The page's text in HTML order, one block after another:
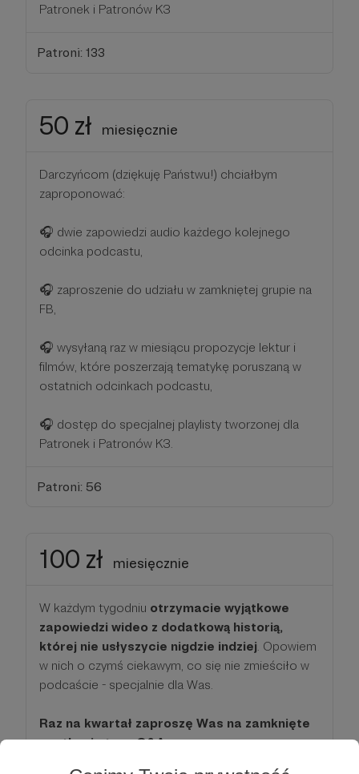
Patronek i Patronów K3
Patroni: 133
50 zł miesięcznie
Darczyńcom (dziękuję Państwu!) chciałbym
zaproponować:
🎧 dwie zapowiedzi audio każdego kolejnego
odcinka podcastu,
🎧 zaproszenie do udziału w zamkniętej grupie na
FB,
🎧 wysyłaną raz w miesiącu propozycje lektur i
filmów, które poszerzają tematykę poruszaną w
ostatnich odcinkach podcastu,
🎧 dostęp do specjalnej playlisty tworzonej dla
Patronek i Patronów K3.
Patroni: 56
100 zł miesięcznie
W każdym tygodniu otrzymacie wyjątkowe
zapowiedzi wideo z dodatkową historią,
której nie usłyszycie nigdzie indziej. Opowiem
w nich o czymś ciekawym, co się nie zmieściło w
podcaście - specjalnie dla Was.
Raz na kwartał zaproszę Was na zamknięte
spotkanie typu Q&A.